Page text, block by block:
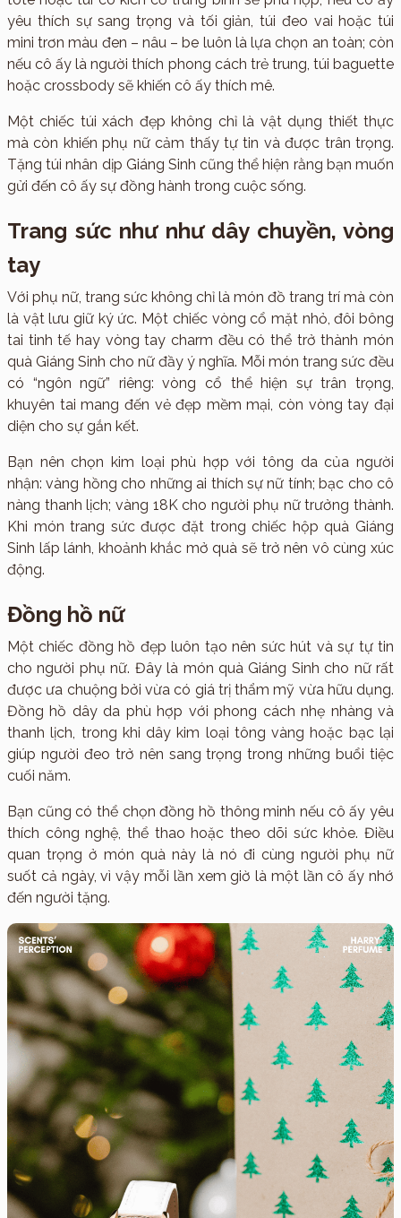
yêu thích sự sang trọng và tối giản, túi đeo vai hoặc túi
mini trơn màu đen – nâu – be luôn là lựa chọn an toàn; còn
nếu cô ấy là người thích phong cách trẻ trung, túi baguette
hoặc crossbody sẽ khiến cô ấy thích mê.
Một chiếc túi xách đẹp không chỉ là vật dụng thiết thực
mà còn khiến phụ nữ cảm thấy tự tin và được trân trọng.
Tặng túi nhân dịp Giáng Sinh cũng thể hiện rằng bạn muốn
gửi đến cô ấy sự đồng hành trong cuộc sống.
Trang sức như như dây chuyền, vòng
tay
Với phụ nữ, trang sức không chỉ là món đồ trang trí mà còn
là vật lưu giữ ký ức. Một chiếc vòng cổ mặt nhỏ, đôi bông
tai tinh tế hay vòng tay charm đều có thể trở thành món
quà Giáng Sinh cho nữ đầy ý nghĩa. Mỗi món trang sức đều
có “ngôn ngữ” riêng: vòng cổ thể hiện sự trân trọng,
khuyên tai mang đến vẻ đẹp mềm mại, còn vòng tay đại
diện cho sự gắn kết.
Bạn nên chọn kim loại phù hợp với tông da của người
nhận: vàng hồng cho những ai thích sự nữ tính; bạc cho cô
nàng thanh lịch; vàng 18K cho người phụ nữ trưởng thành.
Khi món trang sức được đặt trong chiếc hộp quà Giáng
Sinh lấp lánh, khoảnh khắc mở quà sẽ trở nên vô cùng xúc
động.
Đồng hồ nữ
Một chiếc đồng hồ đẹp luôn tạo nên sức hút và sự tự tin
cho người phụ nữ. Đây là món quà Giáng Sinh cho nữ rất
được ưa chuộng bởi vừa có giá trị thẩm mỹ vừa hữu dụng.
Đồng hồ dây da phù hợp với phong cách nhẹ nhàng và
thanh lịch, trong khi dây kim loại tông vàng hoặc bạc lại
giúp người đeo trở nên sang trọng trong những buổi tiệc
cuối năm.
Bạn cũng có thể chọn đồng hồ thông minh nếu cô ấy yêu
thích công nghệ, thể thao hoặc theo dõi sức khỏe. Điều
quan trọng ở món quà này là nó đi cùng người phụ nữ
suốt cả ngày, vì vậy mỗi lần xem giờ là một lần cô ấy nhớ
đến người tặng.